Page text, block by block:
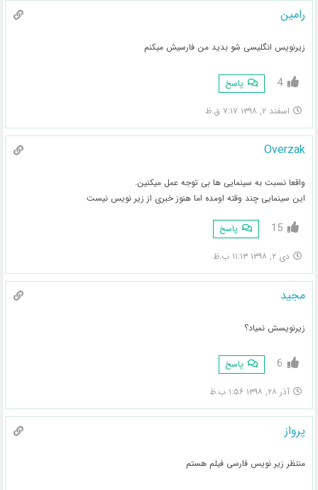
رامین
زیرنویس انگلیسی شو بدید من فارسیش میکنم
4 پاسخ
اسفند ۲, ۱۳۹۸ ۷:۱۷ ق.ظ
Overzak
واقعا نسبت به سینمایی ها بی توجه عمل میکنین.
این سینمایی چند وقته اومده اما هنوز خبری از زیر نویس نیست
15 پاسخ
دی ۲, ۱۳۹۸ ۱۱:۱۳ ب.ظ
مجید
زیرنویسش نمیاد؟
6 پاسخ
آذر ۲۸, ۱۳۹۸ ۱:۵۶ ب.ظ
پرواز
منتظر زیر نویس فارسی فیلم هستم